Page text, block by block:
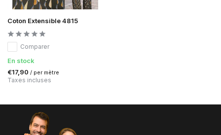
Coton Extensible 4815
Comparer
En stock
€17,90 / per mètre
Taxes incluses